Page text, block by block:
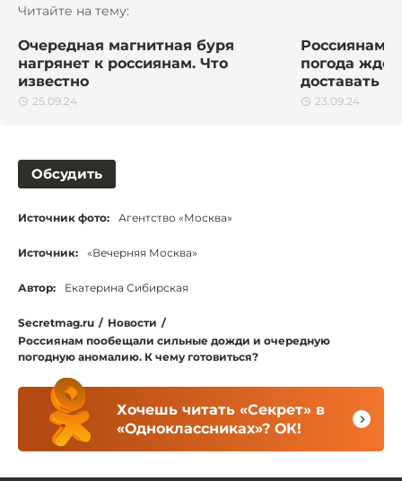
Читайте на тему:
Очередная магнитная буря
нагрянет к россиянам. Что
известно
25.09.24
Россиянам
погода
доставать
23.09.24
Обсудить
Источник фото: Агентство «Москва»
Источник: «Вечерняя Москва»
Автор: Екатерина Сибирская
Secretmag.ru / Новости /
Россиянам пообещали сильные дожди и очередную
погодную аномалию. К чему готовиться?
Хочешь читать «Секрет» в
«Одноклассниках»? ОК!